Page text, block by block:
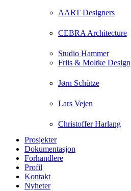
AART Designers
CEBRA Architecture
Studio Hammer
Friis & Moltke Design
Jørn Schütze
Lars Vejen
Christoffer Harlang
Prosjekter
Dokumentasjon
Forhandlere
Profil
Kontakt
Nyheter